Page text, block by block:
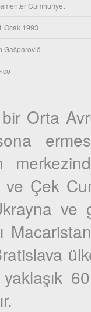
Cumhuriyet
Ocak 1993
Gašparovič
Orta
ve Çek
ve
yaklaşık